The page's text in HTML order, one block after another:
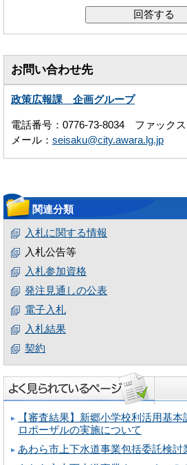
お問い合わせ先
政策広報課 企画グループ
電話番号：0776-73-8034 ファックス
メール： seisaku@city.awara.lg.jp
関連分類
入札に関する情報
入札公告等
入札参加資格
発注見通しの公表
電子入札
入札結果
契約
【審査結果】新郷小学校利活用基
ロポーザルの実施について
あわら市上下水道事業包括委託検討